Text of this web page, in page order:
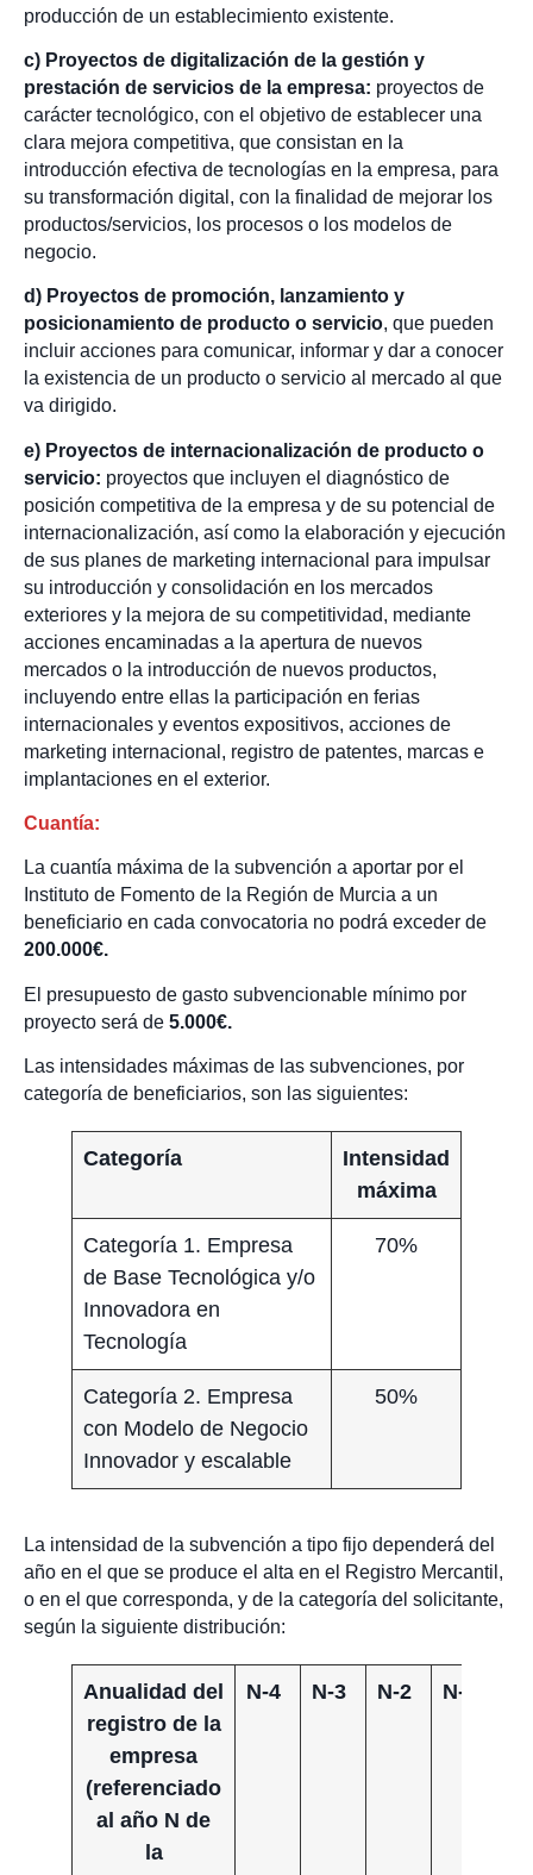
producción de un establecimiento existente.
c) Proyectos de digitalización de la gestión y
prestación de servicios de la empresa: proyectos de
carácter tecnológico, con el objetivo de establecer una
clara mejora competitiva, que consistan en la
introducción efectiva de tecnologías en la empresa, para
su transformación digital, con la finalidad de mejorar los
productos/servicios, los procesos o los modelos de
negocio.
d) Proyectos de promoción, lanzamiento y
posicionamiento de producto o servicio, que pueden
incluir acciones para comunicar, informar y dar a conocer
la existencia de un producto o servicio al mercado al que
va dirigido.
e) Proyectos de internacionalización de producto o
servicio: proyectos que incluyen el diagnóstico de
posición competitiva de la empresa y de su potencial de
internacionalización, así como la elaboración y ejecución
de sus planes de marketing internacional para impulsar
su introducción y consolidación en los mercados
exteriores y la mejora de su competitividad, mediante
acciones encaminadas a la apertura de nuevos
mercados o la introducción de nuevos productos,
incluyendo entre ellas la participación en ferias
internacionales y eventos expositivos, acciones de
marketing internacional, registro de patentes, marcas e
implantaciones en el exterior.
Cuantía:
La cuantía máxima de la subvención a aportar por el
Instituto de Fomento de la Región de Murcia a un
beneficiario en cada convocatoria no podrá exceder de
200.000€.
El presupuesto de gasto subvencionable mínimo por
proyecto será de 5.000€.
Las intensidades máximas de las subvenciones, por
categoría de beneficiarios, son las siguientes:
Categoría
Intensidad
máxima
Categoría 1. Empresa
de Base Tecnológica y/o
Innovadora en
Tecnología
70%
Categoría 2. Empresa
con Modelo de Negocio
Innovador y escalable
50%
La intensidad de la subvención a tipo fijo dependerá del
año en el que se produce el alta en el Registro Mercantil,
o en el que corresponda, y de la categoría del solicitante,
según la siguiente distribución:
Anualidad del
registro de la
empresa
(referenciado
al año N de
la
N-4 N-3 N-2 N-1